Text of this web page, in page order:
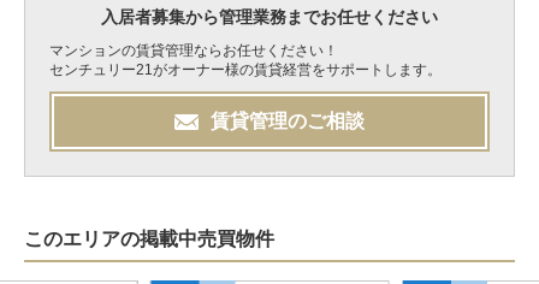
入居者募集から管理業務までお任せください
マンションの賃貸管理ならお任せください！
センチュリー21がオーナー様の賃貸経営をサポートします。
賃貸管理のご相談
このエリアの掲載中売買物件